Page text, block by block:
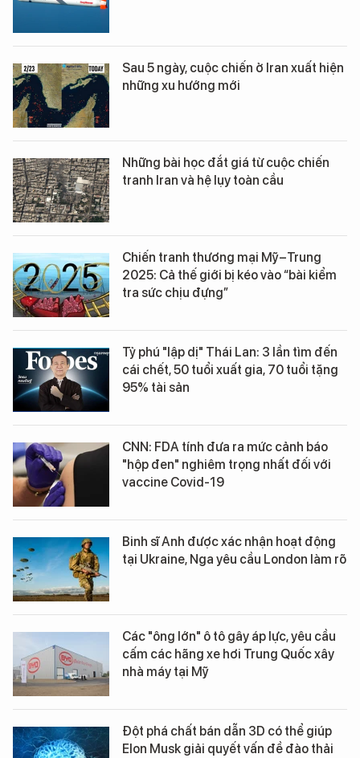
Sau 5 ngày, cuộc chiến ở Iran xuất hiện
những xu hướng mới
Những bài học đắt giá từ cuộc chiến
tranh Iran và hệ lụy toàn cầu
Chiến tranh thương mại Mỹ–Trung
2025: Cả thế giới bị kéo vào “bài kiểm
tra sức chịu đựng”
Tỷ phú "lập dị" Thái Lan: 3 lần tìm đến
cái chết, 50 tuổi xuất gia, 70 tuổi tặng
95% tài sản
CNN: FDA tính đưa ra mức cảnh báo
"hộp đen" nghiêm trọng nhất đối với
vaccine Covid-19
Binh sĩ Anh được xác nhận hoạt động
tại Ukraine, Nga yêu cầu London làm rõ
Các "ông lớn" ô tô gây áp lực, yêu cầu
cấm các hãng xe hơi Trung Quốc xây
nhà máy tại Mỹ
Đột phá chất bán dẫn 3D có thể giúp
Elon Musk giải quyết vấn đề đào thải